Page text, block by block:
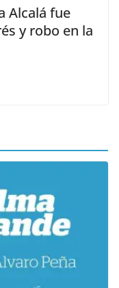
Alcalá fue
y robo en la